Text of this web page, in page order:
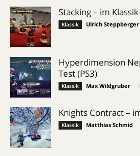
Stacking – im
Klassik Ulrich Steppberger
Hyperdimension
Test (PS3)
Klassik Max Wildgruber
Knights Contract –
Klassik Matthias Schmid